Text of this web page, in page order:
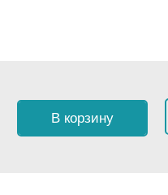
В корзину